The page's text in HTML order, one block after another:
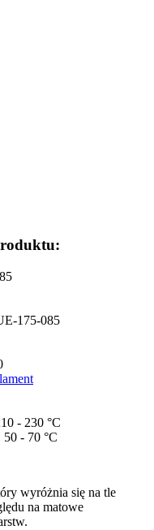
175-085
- 230 °C
50 - 70 °C
wyróżnia się na tle
na matowe